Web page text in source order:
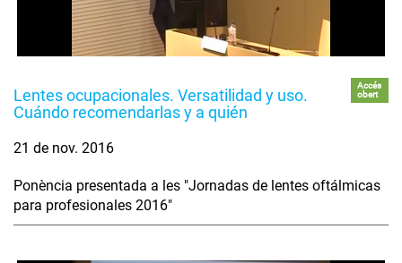
Lentes ocupacionales. Versatilidad y uso.
Cuándo recomendarlas y a quién
Accés
obert
21 de nov. 2016
Ponència presentada a les "Jornadas de lentes oftálmicas
para profesionales 2016"